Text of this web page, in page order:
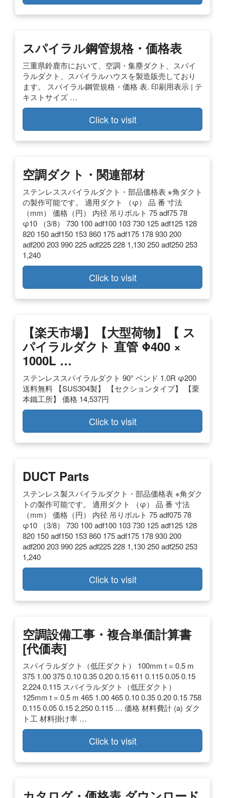
スパイラル鋼管規格・価格表
三重県鈴鹿市において、空調・集塵ダクト、スパイ
ラルダクト、スパイラルハウスを製造販売しており
ます。 スパイラル鋼管規格・価格 表. 印刷用表示 | テ
キストサイズ …
Click to visit
空調ダクト・関連部材
ステンレススパイラルダクト・部品価格表 ※角ダクト
の製作可能です。 適用ダクト （φ） 品 番 寸法
（mm） 価格（円） 内径 吊りボルト 75 adf75 78
φ10 （3/8） 730 100 adf100 103 730 125 adf125 128
820 150 adf150 153 860 175 adf175 178 930 200
adf200 203 990 225 adf225 228 1,130 250 adf250 253
1,240
Click to visit
【楽天市場】【大型荷物】【 ス
パイラルダクト 直管 Φ400 ×
1000L …
ステンレススパイラルダクト 90° ベンド 1.0R φ200
送料無料 【SUS304製】 【セクションタイプ】 【栗
本鐵工所】 価格 14,537円
Click to visit
DUCT Parts
ステンレス製スパイラルダクト・部品価格表 ※角ダク
トの製作可能です。 適用ダクト （φ） 品 番 寸法
（mm） 価格（円） 内径 吊りボルト 75 adf075 78
φ10 （3/8） 730 100 adf100 103 730 125 adf125 128
820 150 adf150 153 860 175 adf175 178 930 200
adf200 203 990 225 adf225 228 1,130 250 adf250 253
1,240
Click to visit
空調設備工事・複合単価計算書
[代価表]
スパイラルダクト（低圧ダクト） 100mm t = 0.5 m
375 1.00 375 0.10 0.35 0.20 0.15 611 0.115 0.05 0.15
2,224 0.115 スパイラルダクト（低圧ダクト）
125mm t = 0.5 m 465 1.00 465 0.10 0.35 0.20 0.15 758
0.115 0.05 0.15 2,250 0.115 … 価格 材料費計 (a) ダク
ト工 材料掛け率 …
Click to visit